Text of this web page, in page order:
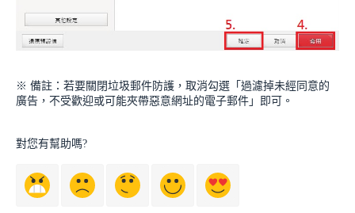
※ 備註：若要關閉垃圾郵件防護，取消勾選「過濾掉未經同意的
廣告，不受歡迎或可能夾帶惡意網址的電子郵件」即可。
對您有幫助嗎?